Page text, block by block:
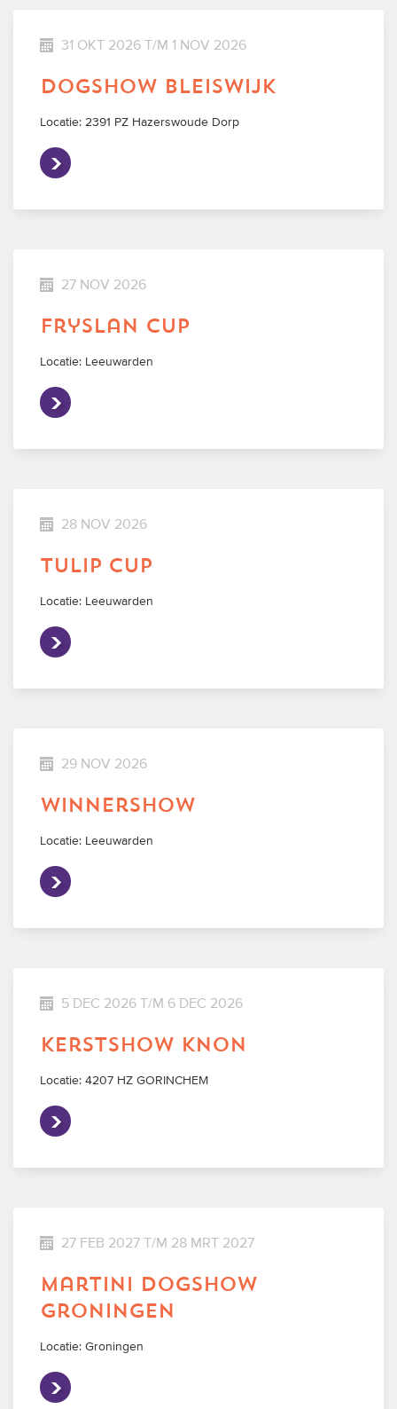
31 OKT 2026 T/M 1 NOV 2026
dogshow bleiswijk
Locatie: 2391 PZ Hazerswoude Dorp
27 NOV 2026
fryslan cup
Locatie: Leeuwarden
28 NOV 2026
tulip cup
Locatie: Leeuwarden
29 NOV 2026
winnershow
Locatie: Leeuwarden
5 DEC 2026 T/M 6 DEC 2026
kerstshow knon
Locatie: 4207 HZ GORINCHEM
27 FEB 2027 T/M 28 MRT 2027
martini dogshow
groningen
Locatie: Groningen